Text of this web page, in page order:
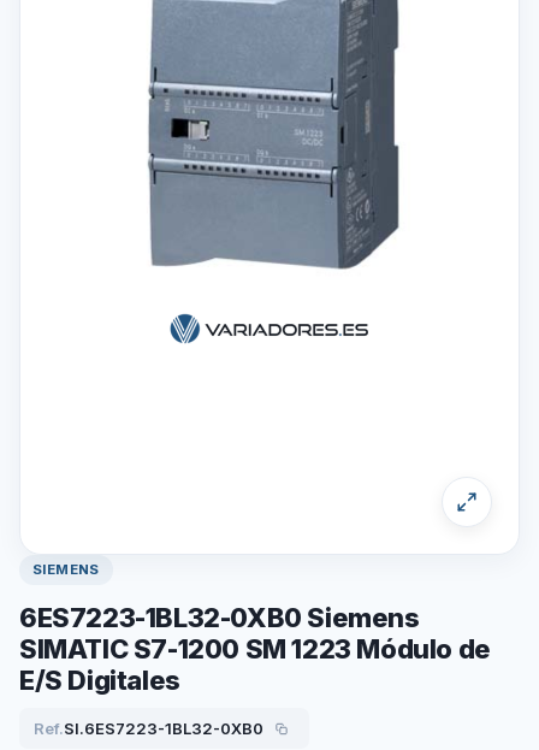
SIEMENS
6ES7223-1BL32-0XB0 Siemens
SIMATIC S7-1200 SM 1223 Módulo de
E/S Digitales
Ref.SI.6ES7223-1BL32-0XB0